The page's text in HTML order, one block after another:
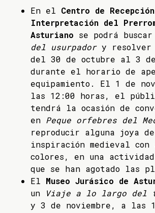
En el Centro de
Interpretación del
Asturiano se podrá buscar
del usurpador y
del 30 de octubre al 3 de
durante el horario de
equipamiento. El 1 de
las 12:00 horas, el
tendrá la ocasión de
en Peque orfebres del
reproducir alguna joya de
inspiración medieval con
colores, en una
que se han agotado las
El Museo Jurásico de
un
Viaje a lo largo del
y 3 de noviembre, a las